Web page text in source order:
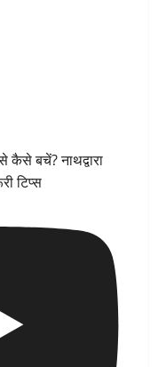
कैसे बचें? नाथद्वारा
टिप्स